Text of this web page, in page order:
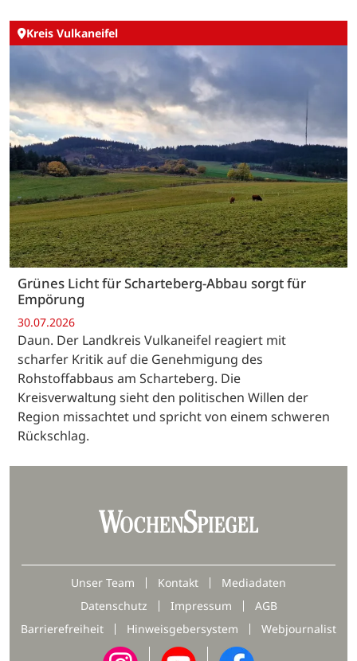
Kreis Vulkaneifel
Grünes Licht für Scharteberg-Abbau sorgt für
Empörung
30.07.2026
Daun. Der Landkreis Vulkaneifel reagiert mit
scharfer Kritik auf die Genehmigung des
Rohstoffabbaus am Scharteberg. Die
Kreisverwaltung sieht den politischen Willen der
Region missachtet und spricht von einem schweren
Rückschlag.
Unser Team Kontakt
Mediadaten
Datenschutz
Impressum
AGB
Barrierefreiheit
Hinweisgebersystem Webjournalist